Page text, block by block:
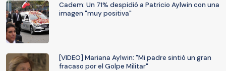
Cadem: Un 71% despidió a Patricio Aylwin con una
imagen "muy positiva"
[VIDEO] Mariana Aylwin: "Mi padre sintió un gran
fracaso por el Golpe Militar"